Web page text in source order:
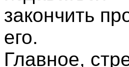
закончить
его.
Главное,